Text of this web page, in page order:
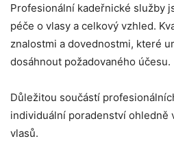
Profesionální kadeřnické služby
péče o vlasy a celkový vzhled.
znalostmi a dovednostmi, které
dosáhnout požadovaného účesu.
Důležitou součástí
individuální poradenství ohledně
vlasů.